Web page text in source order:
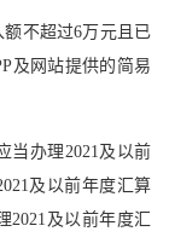
额不超过6万元且已
及网站提供的简易
当办理2021及以前
及以前年度汇算
及以前年度汇